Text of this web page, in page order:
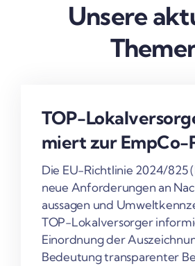
Unsere
TOP-
miert zur EmpCo-
Die EU-Rich­t­­linie 2024/825
neue Anfor­de­rungen an
aus­sagen und
TOP-Lokal­­ver­­­sorger
Einord­nung der
Bedeu­tung trans­pa­renter